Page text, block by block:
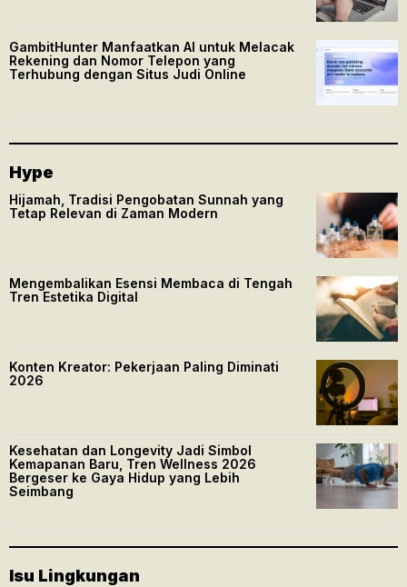
GambitHunter Manfaatkan AI untuk Melacak
Rekening dan Nomor Telepon yang
Terhubung dengan Situs Judi Online
Hype
Hijamah, Tradisi Pengobatan Sunnah yang
Tetap Relevan di Zaman Modern
Mengembalikan Esensi Membaca di Tengah
Tren Estetika Digital
Konten Kreator: Pekerjaan Paling Diminati
2026
Kesehatan dan Longevity Jadi Simbol
Kemapanan Baru, Tren Wellness 2026
Bergeser ke Gaya Hidup yang Lebih
Seimbang
Isu Lingkungan